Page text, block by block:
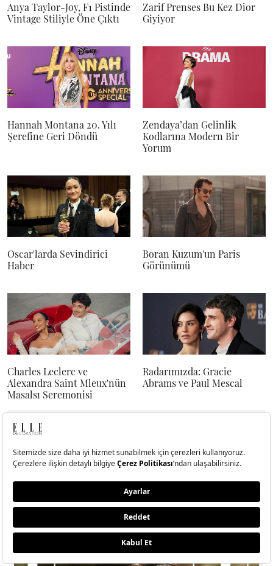
Anya Taylor-Joy, F1 Pistinde
Vintage Stiliyle Öne Çıktı
Zarif Prenses Bu Kez Dior
Giyiyor
Hannah Montana 20. Yılı
Şerefine Geri Döndü
Zendaya’dan Gelinlik
Kodlarına Modern Bir
Yorum
Oscar'larda Sevindirici
Haber
Boran Kuzum'un Paris
Görünümü
Charles Leclerc ve
Alexandra Saint Mleux'nün
Masalsı Seremonisi
Radarımızda: Gracie
Abrams ve Paul Mescal
Dergide Bu Ay